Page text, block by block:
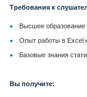
Требования к
• Высшее образование
• Опыт работы в Excel
• Базовые знания
Вы получите: